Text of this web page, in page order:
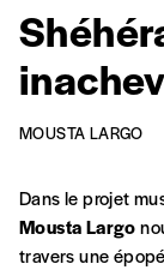
MOUSTA LARGO
Dans le projet
Mousta Largo
travers une